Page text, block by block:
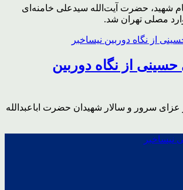
شهید،‌ حضرت آیت‌الله سیدعلی خامنه‌ای
مصلی تهران شد.
از نگاه دوربین
عزای سرور و سالار شهیدان حضرت اباعبدالله